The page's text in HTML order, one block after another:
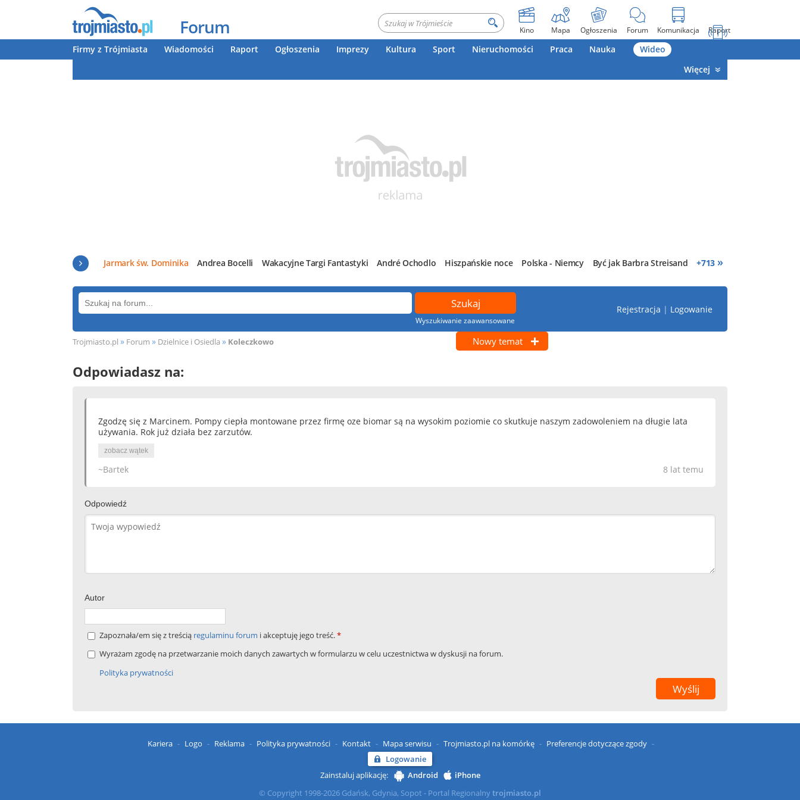
Forum Kino Mapa Ogłoszenia Forum Komunikacja Raport
Firmy z Trójmiasta Wiadomości Raport Ogłoszenia Imprezy Kultura Sport Nieruchomości Praca Nauka
Wideo
Więcej
Jarmark św. Dominika Andrea Bocelli Wakacyjne Targi Fantastyki André Ochodlo Hiszpańskie noce Polska - Niemcy Być jak Barbra Streisand +713 »
Wyszukiwanie zaawansowane
Rejestracja | Logowanie
Trojmiasto.pl » Forum » Dzielnice i Osiedla » Koleczkowo Nowy temat
Odpowiadasz na:
Zgodzę się z Marcinem. Pompy ciepła montowane przez firmę oze biomar są na wysokim poziomie co skutkuje naszym zadowoleniem na długie lata
używania. Rok już działa bez zarzutów.
zobacz wątek
8 lat temu
~Bartek
Odpowiedź
Autor
Zapoznała/em się z treścią regulaminu forum i akceptuję jego treść.*
Wyrażam zgodę na przetwarzanie moich danych zawartych w formularzu w celu uczestnictwa w dyskusji na forum.
Polityka prywatności
Kariera Logo Reklama Polityka prywatności Kontakt Mapa serwisu Trojmiasto.pl na komórkę
Preferencje dotyczące zgody
Logowanie
Zainstaluj aplikację:
Android
iPhone
© Copyright 1998-2026 Gdańsk, Gdynia, Sopot - Portal Regionalnytrojmiasto.pl